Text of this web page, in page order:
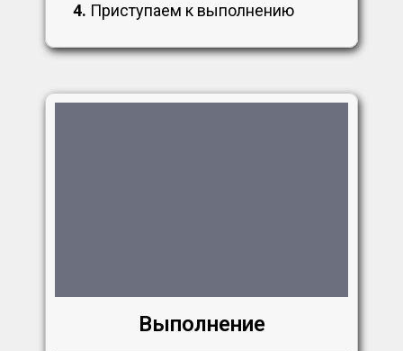
4. Приступаем к выполнению
Выполнение